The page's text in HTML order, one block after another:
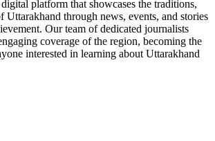
platform that showcases the traditions,
Uttarakhand through news, events, and stories
Our team of dedicated journalists
coverage of the region, becoming the
interested in learning about Uttarakhand